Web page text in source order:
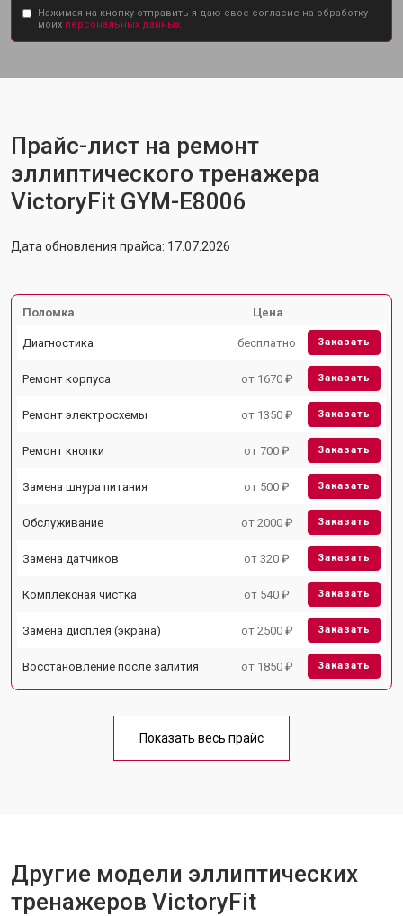
Нажимая на кнопку отправить я даю свое согласие на обработку
моих персональных данных.
Прайс-лист на ремонт
эллиптического тренажера
VictoryFit GYM-E8006
Дата обновления прайса: 17.07.2026
Поломка Цена
Диагностика бесплатно Заказать
Ремонт корпуса от 1670 ₽ Заказать
Ремонт электросхемы от 1350 ₽ Заказать
Ремонт кнопки от 700 ₽ Заказать
Замена шнура питания от 500 ₽ Заказать
Обслуживание от 2000 ₽ Заказать
Замена датчиков от 320 ₽ Заказать
Комплексная чистка от 540 ₽ Заказать
Замена дисплея (экрана) от 2500 ₽ Заказать
Восстановление после залития от 1850 ₽ Заказать
Показать весь прайс
Другие модели эллиптических
тренажеров VictoryFit